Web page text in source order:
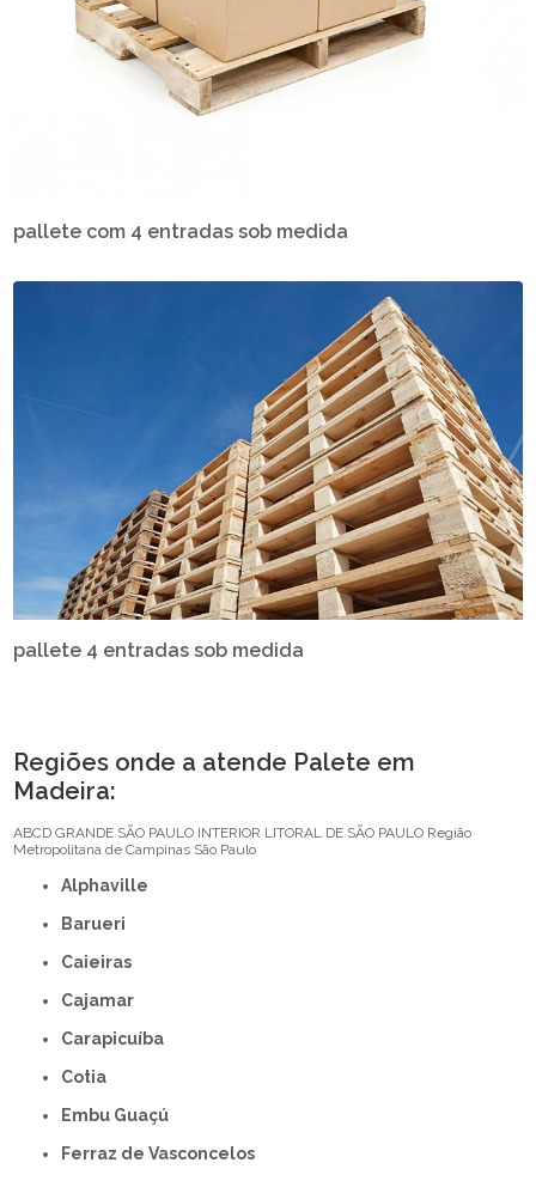
pallete com 4 entradas sob medida
pallete 4 entradas sob medida
Regiões onde a atende Palete em
Madeira:
ABCD GRANDE SÃO PAULO INTERIOR LITORAL DE SÃO PAULO Região
Metropolitana de Campinas São Paulo
Alphaville
Barueri
Caieiras
Cajamar
Carapicuíba
Cotia
Embu Guaçú
Ferraz de Vasconcelos